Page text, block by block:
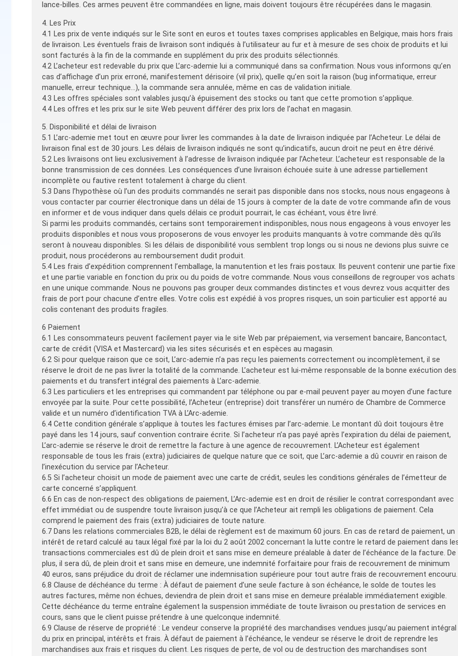
lance-billes. Ces armes peuvent être commandées en ligne, mais doivent toujours être récupérées dans le magasin.
4. Les Prix
4.1 Les prix de vente indiqués sur le Site sont en euros et toutes taxes comprises applicables en Belgique, mais hors frais
de livraison. Les éventuels frais de livraison sont indiqués à l’utilisateur au fur et à mesure de ses choix de produits et lui
sont facturés à la fin de la commande en supplément du prix des produits sélectionnés.
4.2 L’acheteur est redevable du prix que L’arc-ademie lui a communiqué dans sa confirmation. Nous vous informons qu’en
cas d’affichage d’un prix erroné, manifestement dérisoire (vil prix), quelle qu’en soit la raison (bug informatique, erreur
manuelle, erreur technique…), la commande sera annulée, même en cas de validation initiale.
4.3 Les offres spéciales sont valables jusqu’à épuisement des stocks ou tant que cette promotion s’applique.
4.4 Les offres et les prix sur le site Web peuvent différer des prix lors de l’achat en magasin.
5. Disponibilité et délai de livraison
5.1 L’arc-ademie met tout en œuvre pour livrer les commandes à la date de livraison indiquée par l’Acheteur. Le délai de
livraison final est de 30 jours. Les délais de livraison indiqués ne sont qu’indicatifs, aucun droit ne peut en être dérivé.
5.2 Les livraisons ont lieu exclusivement à l’adresse de livraison indiquée par l’Acheteur. L’acheteur est responsable de la
bonne transmission de ces données. Les conséquences d’une livraison échouée suite à une adresse partiellement
incomplète ou fautive restent totalement à charge du client.
5.3 Dans l’hypothèse où l’un des produits commandés ne serait pas disponible dans nos stocks, nous nous engageons à
vous contacter par courrier électronique dans un délai de 15 jours à compter de la date de votre commande afin de vous
en informer et de vous indiquer dans quels délais ce produit pourrait, le cas échéant, vous être livré.
Si parmi les produits commandés, certains sont temporairement indisponibles, nous nous engageons à vous envoyer les
produits disponibles et nous vous proposerons de vous envoyer les produits manquants à votre commande dès qu’ils
seront à nouveau disponibles. Si les délais de disponibilité vous semblent trop longs ou si nous ne devions plus suivre ce
produit, nous procéderons au remboursement dudit produit.
5.4 Les frais d’expédition comprennent l’emballage, la manutention et les frais postaux. Ils peuvent contenir une partie fixe
et une partie variable en fonction du prix ou du poids de votre commande. Nous vous conseillons de regrouper vos achats
en une unique commande. Nous ne pouvons pas grouper deux commandes distinctes et vous devrez vous acquitter des
frais de port pour chacune d’entre elles. Votre colis est expédié à vos propres risques, un soin particulier est apporté au
colis contenant des produits fragiles.
6 Paiement
6.1 Les consommateurs peuvent facilement payer via le site Web par prépaiement, via versement bancaire, Bancontact,
carte de crédit (VISA et Mastercard) via les sites sécurisés et en espèces au magasin.
6.2 Si pour quelque raison que ce soit, L’arc-ademie n’a pas reçu les paiements correctement ou incomplètement, il se
réserve le droit de ne pas livrer la totalité de la commande. L’acheteur est lui-même responsable de la bonne exécution des
paiements et du transfert intégral des paiements à L’arc-ademie.
6.3 Les particuliers et les entreprises qui commandent par téléphone ou par e-mail peuvent payer au moyen d’une facture
envoyée par la suite. Pour cette possibilité, l’Acheteur (entreprise) doit transférer un numéro de Chambre de Commerce
valide et un numéro d’identification TVA à L’Arc-ademie.
6.4 Cette condition générale s’applique à toutes les factures émises par l’arc-ademie. Le montant dû doit toujours être
payé dans les 14 jours, sauf convention contraire écrite. Si l’acheteur n’a pas payé après l’expiration du délai de paiement,
L’arc-ademie se réserve le droit de remettre la facture à une agence de recouvrement. L’Acheteur est également
responsable de tous les frais (extra) judiciaires de quelque nature que ce soit, que L’arc-ademie a dû couvrir en raison de
l’inexécution du service par l’Acheteur.
6.5 Si l’acheteur choisit un mode de paiement avec une carte de crédit, seules les conditions générales de l’émetteur de
carte concerné s’appliquent.
6.6 En cas de non-respect des obligations de paiement, L’Arc-ademie est en droit de résilier le contrat correspondant avec
effet immédiat ou de suspendre toute livraison jusqu’à ce que l’Acheteur ait rempli les obligations de paiement. Cela
comprend le paiement des frais (extra) judiciaires de toute nature.
6.7 Dans les relations commerciales B2B, le délai de règlement est de maximum 60 jours. En cas de retard de paiement, un
intérêt de retard calculé au taux légal fixé par la loi du 2 août 2002 concernant la lutte contre le retard de paiement dans
transactions commerciales est dû de plein droit et sans mise en demeure préalable à dater de l’échéance de la facture. De
plus, il sera dû, de plein droit et sans mise en demeure, une indemnité forfaitaire pour frais de recouvrement de minimum
40 euros, sans préjudice du droit de réclamer une indemnisation supérieure pour tout autre frais de recouvrement encouru.
6.8 Clause de déchéance du terme : À défaut de paiement d’une seule facture à son échéance, le solde de toutes les
autres factures, même non échues, deviendra de plein droit et sans mise en demeure préalable immédiatement exigible.
Cette déchéance du terme entraîne également la suspension immédiate de toute livraison ou prestation de services en
cours, sans que le client puisse prétendre à une quelconque indemnité.
6.9 Clause de réserve de propriété : Le vendeur conserve la propriété des marchandises vendues jusqu’au paiement intégral
du prix en principal, intérêts et frais. À défaut de paiement à l’échéance, le vendeur se réserve le droit de reprendre les
marchandises aux frais et risques du client. Les risques de perte, de vol ou de destruction des marchandises sont